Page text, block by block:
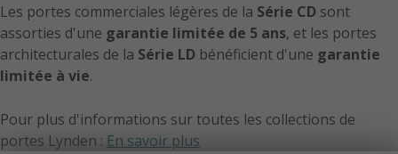
Les portes commerciales légères de la Série CD sont
assorties d'une garantie limitée de 5 ans, et les portes
architecturales de la Série LD bénéficient d'une garantie
limitée à vie.
Pour plus d'informations sur toutes les collections de
portes Lynden : En savoir plus